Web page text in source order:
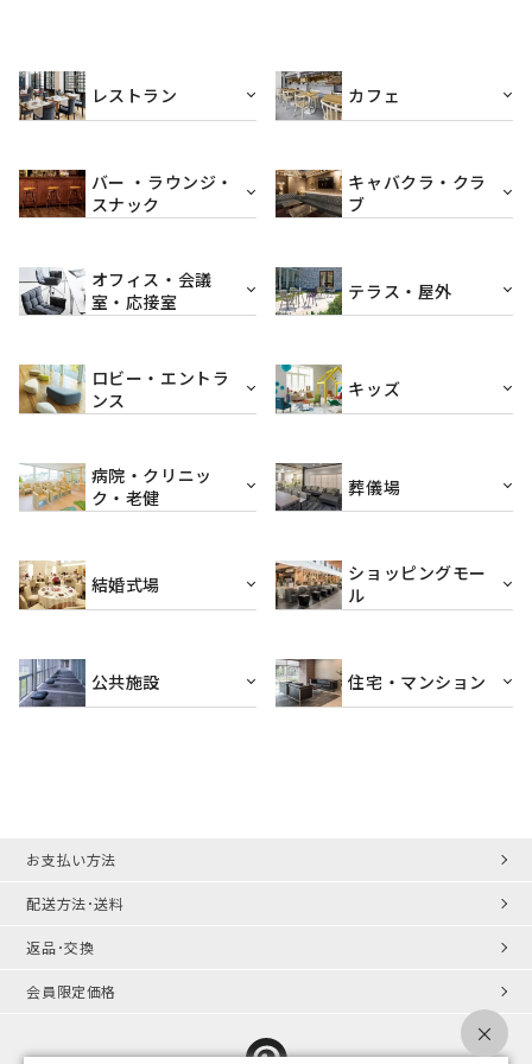
レストラン カフェ
バー ・ラウンジ・
スナック
キャバクラ・クラ
ブ
オフィス・会議
室・応接室
テラス・屋外
ロビー・エントラ
ンス
キッズ
病院・クリニッ
ク・老健
葬儀場
結婚式場
ショッピングモー
ル
公共施設 住宅・マンション
お支払い方法
配送方法･送料
返品･交換
会員限定価格
×